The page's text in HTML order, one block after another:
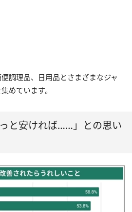
調理品、日用品とさまざまなジャ
めています。
と安ければ……」との思い